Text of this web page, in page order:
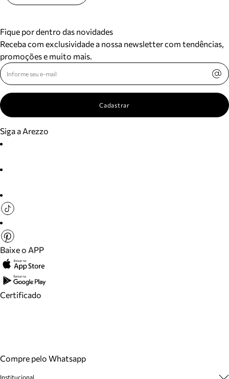
Fique por dentro das novidades
Receba com exclusividade a nossa newsletter com tendências,
promoções e muito mais.
Cadastrar
Siga a Arezzo
Baixe o APP
Certificado
Compre pelo Whatsapp
Institucional